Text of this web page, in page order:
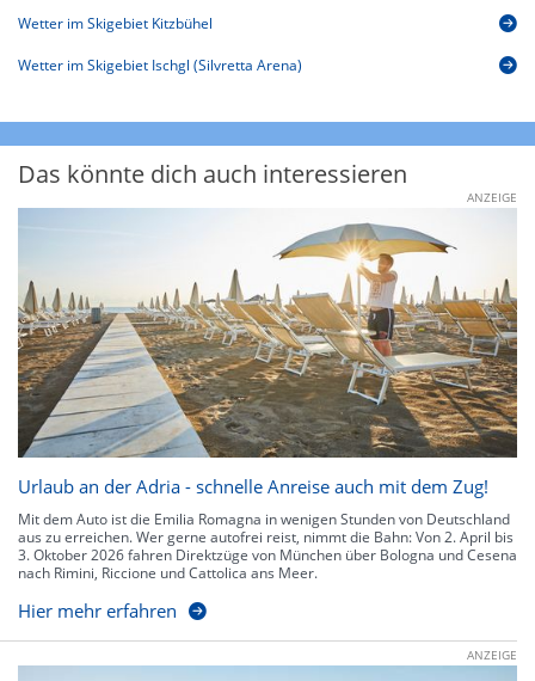
Wetter im Skigebiet Kitzbühel
Wetter im Skigebiet Ischgl (Silvretta Arena)
Das könnte dich auch interessieren
ANZEIGE
Urlaub an der Adria - schnelle Anreise auch mit dem Zug!
Mit dem Auto ist die Emilia Romagna in wenigen Stunden von Deutschland
aus zu erreichen. Wer gerne autofrei reist, nimmt die Bahn: Von 2. April bis
3. Oktober 2026 fahren Direktzüge von München über Bologna und Cesena
nach Rimini, Riccione und Cattolica ans Meer.
Hier mehr erfahren
ANZEIGE